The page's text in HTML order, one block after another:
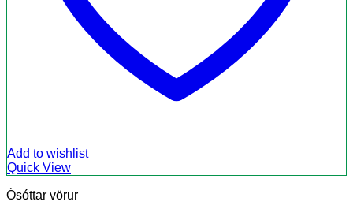
Add to wishlist
Quick View
Ósóttar vörur